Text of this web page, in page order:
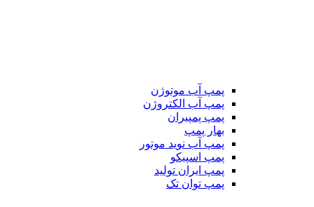
پمپ آب موتوژن
پمپ آب الکتروژن
پمپ پمپیران
بهار پمپ
پمپ آب نوید موتور
پمپ اسپیکو
پمپ ایران تولید
پمپ توان تک